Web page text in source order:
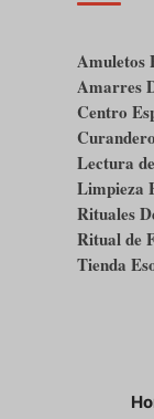
Amuletos
Amarres
Centro
Lectura
Limpieza
Rituales
Ritual de
Tienda